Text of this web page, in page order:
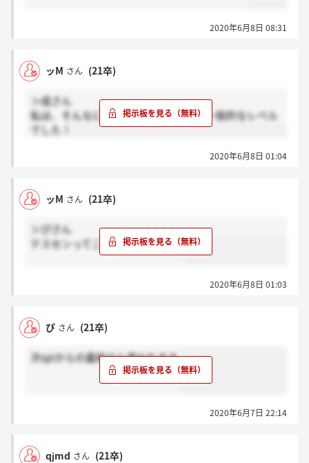
2020年6月8日 08:31
ッM さん (21卒)
＞成さん
私は、そんなに鋭いことは聞かれず、一般的なレベル
でした！
2020年6月8日 01:04
ッM さん (21卒)
＞ぴさん
テスセンってことですか。。。？
2020年6月8日 01:03
ぴ さん (21卒)
次spiからの最終だと思われます
2020年6月7日 22:14
qjmd さん (21卒)